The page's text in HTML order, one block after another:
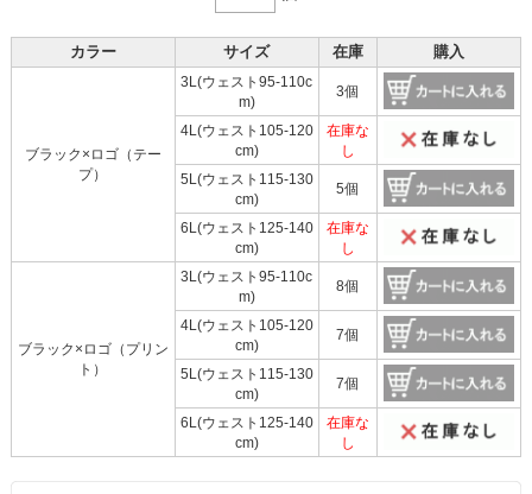
カラー サイズ 在庫 購入
ブラック×ロゴ（テー
プ）
3L(ウェスト95-110c
m)
3個
4L(ウェスト105-120
cm)
在庫な
し
5L(ウェスト115-130
cm)
5個
6L(ウェスト125-140
cm)
在庫な
し
ブラック×ロゴ（プリン
ト）
3L(ウェスト95-110c
m)
8個
4L(ウェスト105-120
cm)
7個
5L(ウェスト115-130
cm)
7個
6L(ウェスト125-140
cm)
在庫な
し